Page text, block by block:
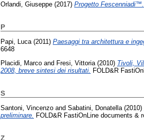
Orlandi, Giuseppe (2017) Progetto Fescenniadi™.
P
Papi, Luca (2011) Paesaggi tra architettura e
6648
Placidi, Marco and Fresi, Vittoria (2010) Tivoli,
2008, breve sintesi dei risultati. FOLD&R
S
Santoni, Vincenzo and Sabatini, Donatella (2010)
preliminare. FOLD&R FastiOnLine documents &
Z